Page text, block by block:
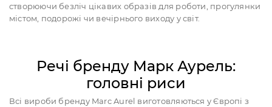
створюючи безліч цікавих образів для роботи, прогулянки
містом, подорожі чи вечірнього виходу у світ.
Речі бренду Марк Аурель:
головні риси
Всі вироби бренду Marc Aurel виготовляються у Європі з